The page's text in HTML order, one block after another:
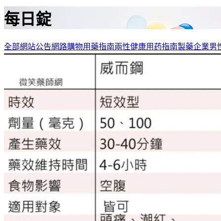
每日錠
全部網站公告網路購物用藥指南兩性健康用药指南製藥企業男